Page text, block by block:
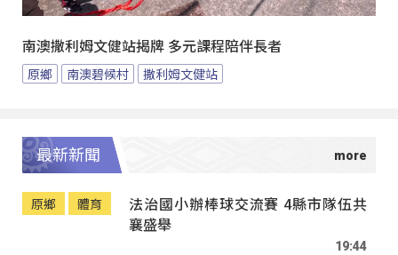
南澳撒利姆文健站揭牌 多元課程陪伴長者
原鄉 南澳碧候村 撒利姆文健站
最新新聞
原鄉 體育
法治國小辦棒球交流賽 4縣市隊伍共
襄盛舉
19:44